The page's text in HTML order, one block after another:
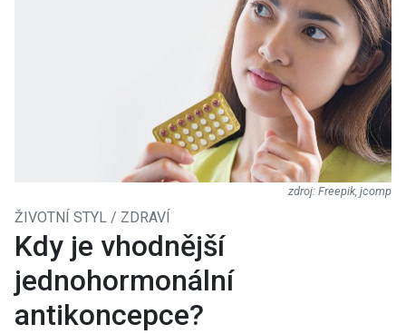
Freepik, jcomp
ŽIVOTNÍ STYL / ZDRAVÍ
Kdy je vhodnější
jednohormonální
antikoncepce?